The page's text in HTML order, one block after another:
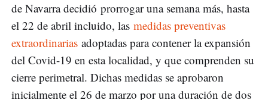
de Navarra decidió prorrogar una semana más, hasta
el 22 de abril incluido, las medidas preventivas
extraordinarias adoptadas para contener la expansión
del Covid-19 en esta localidad, y que comprenden su
cierre perimetral. Dichas medidas se aprobaron
inicialmente el 26 de marzo por una duración de dos